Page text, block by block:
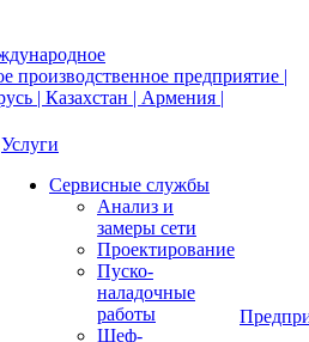
Услуги
Сервисные службы
Анализ и
замеры сети
Проектирование
Пуско-
наладочные
работы
Шеф-